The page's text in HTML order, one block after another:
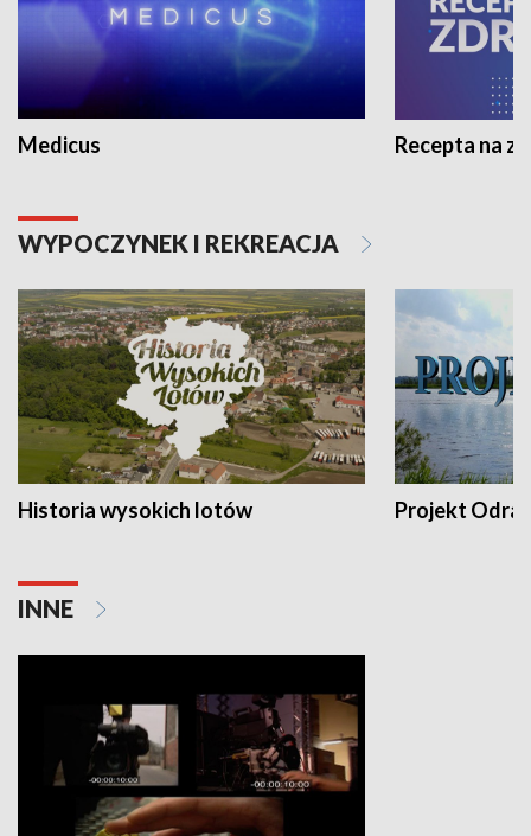
Medicus Recepta na
WYPOCZYNEK I REKREACJA
Historia wysokich lotów Projekt Odra
INNE